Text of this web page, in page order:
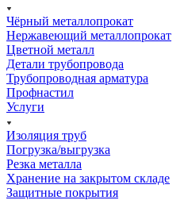
Чёрный металлопрокат
Нержавеющий металлопрокат
Цветной металл
Детали трубопровода
Трубопроводная арматура
Профнастил
Услуги
Изоляция труб
Погрузка/выгрузка
Резка металла
Хранение на закрытом складе
Защитные покрытия